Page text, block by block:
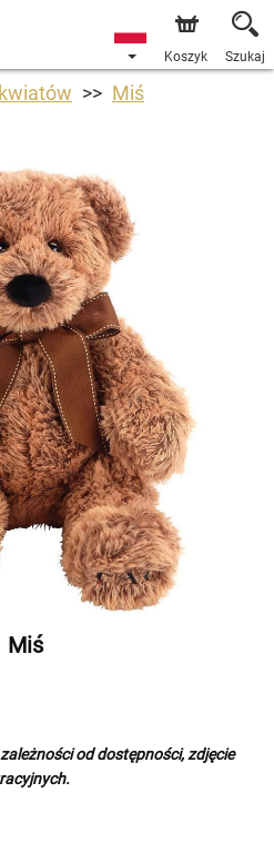
Koszyk Szukaj
Miś
Miś
od dostępności, zdjęcie